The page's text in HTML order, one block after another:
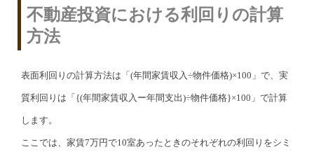
不動産投資における利回りの計算
方法
表面利回りの計算方法は「(年間家賃収入÷物件価格)×100」で、実
質利回りは「{(年間家賃収入ー年間支出)÷物件価格}×100」で計算
します。
ここでは、家賃7万円で10室あったときのそれぞれの利回りをシミ